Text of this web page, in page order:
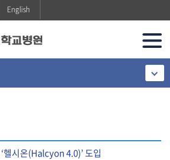
English
헬시온(Halcyon 4.0)’ 도입